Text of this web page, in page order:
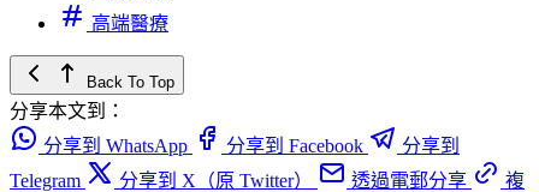
高端醫療
Back To Top
分享本文到：
分享到 WhatsApp
分享到 Facebook
分享到
Telegram
分享到 X（原 Twitter） 透過電郵分享
複